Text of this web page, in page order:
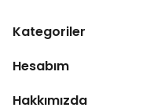
Kategoriler
Hesabım
Hakkımızda